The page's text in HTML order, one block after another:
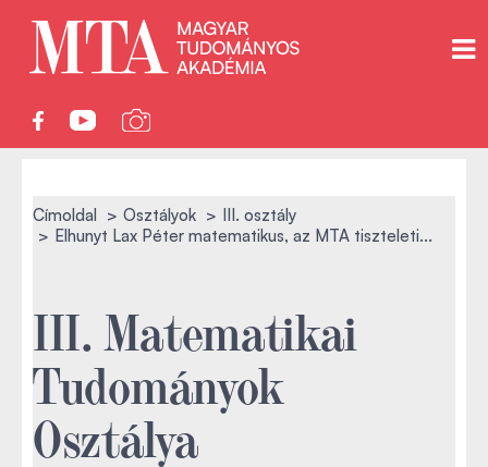
Címoldal Osztályok
III. osztály
Elhunyt Lax Péter matematikus, az MTA tiszteleti...
III. Matematikai
Tudományok
Osztálya